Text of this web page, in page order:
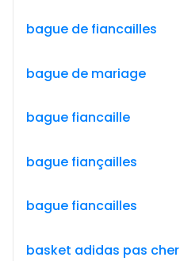
bague de fiancailles
bague de mariage
bague fiancaille
bague fiançailles
bague fiancailles
basket adidas pas cher